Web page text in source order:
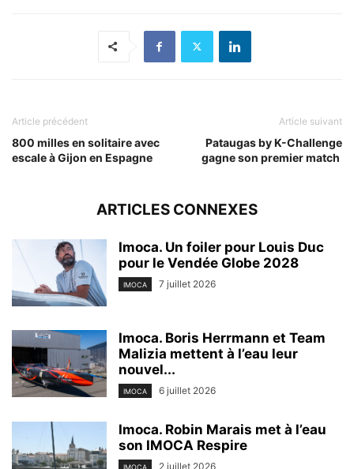
Article précédent
800 milles en solitaire avec
escale à Gijon en Espagne
Article suivant
Pataugas by K-Challenge
gagne son premier match
ARTICLES CONNEXES
Imoca. Un foiler pour Louis Duc
pour le Vendée Globe 2028
IMOCA 7 juillet 2026
Imoca. Boris Herrmann et Team
Malizia mettent à l’eau leur
nouvel...
IMOCA 6 juillet 2026
Imoca. Robin Marais met à l’eau
son IMOCA Respire
2 juillet 2026